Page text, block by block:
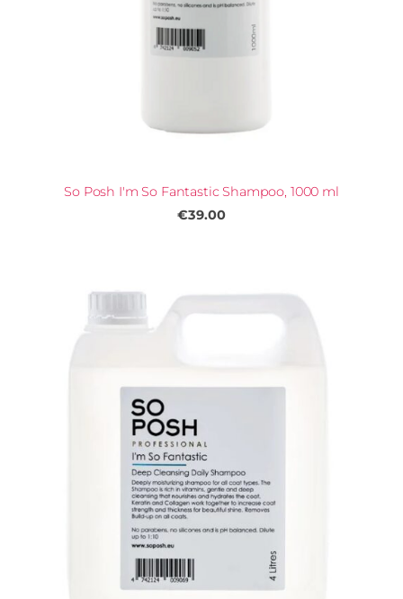
So Posh I'm So Fantastic Shampoo, 1000 ml
€39.00